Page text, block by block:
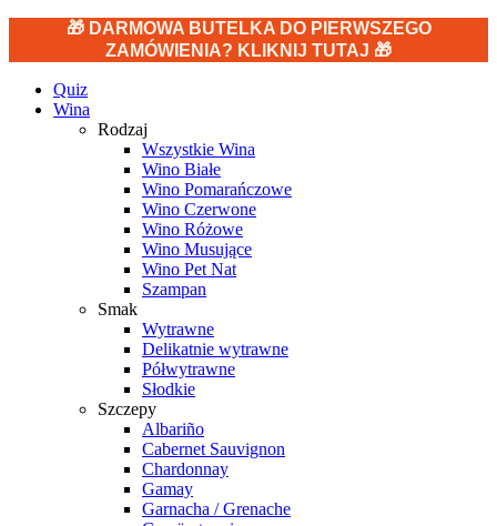
🎁 DARMOWA BUTELKA DO PIERWSZEGO
ZAMÓWIENIA? KLIKNIJ TUTAJ 🎁
Quiz
Wina
Rodzaj
Wszystkie Wina
Wino Białe
Wino Pomarańczowe
Wino Czerwone
Wino Różowe
Wino Musujące
Wino Pet Nat
Szampan
Smak
Wytrawne
Delikatnie wytrawne
Półwytrawne
Słodkie
Szczepy
Albariño
Cabernet Sauvignon
Chardonnay
Gamay
Garnacha / Grenache